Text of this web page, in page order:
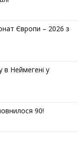
Європи – 2026 з
в Неймегені у
90!